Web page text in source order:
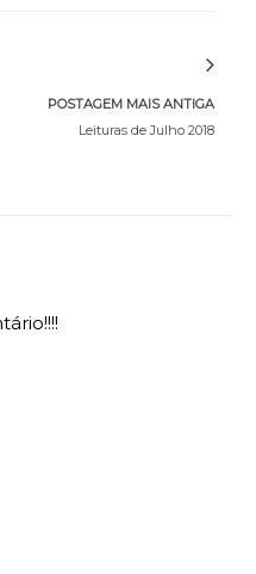
POSTAGEM MAIS ANTIGA
Leituras de Julho 2018